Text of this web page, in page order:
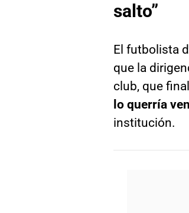
salto”
El futbolista
que la
club, que
lo querría
institución.